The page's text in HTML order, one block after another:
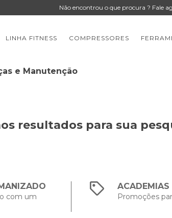
Não encontrou o que procura ? Fale
LINHA FITNESS COMPRESSORES
e Manutenção
resultados para sua
com um
ACADEMIAS
Promoções